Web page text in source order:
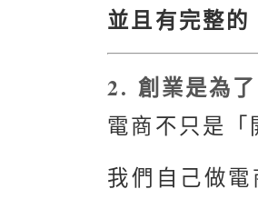
並且有完整
2. 創業是為
電商不只是「
我們自己做